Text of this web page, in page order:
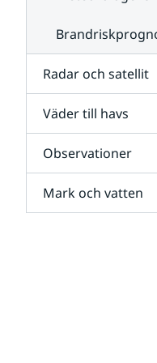
Radar och satellit
Väder till havs
Observationer
Mark och vatten